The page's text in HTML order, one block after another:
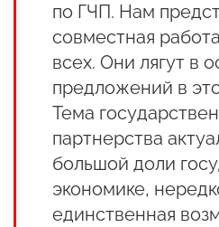
по ГЧП. Нам
совместная
всех. Они лягут в
предложений в
Тема
партнерства
большой доли
экономике,
единственная